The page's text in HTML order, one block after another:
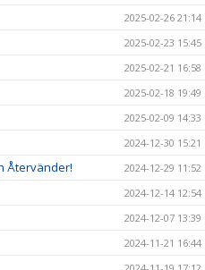
2025-02-26 21:14
2025-02-23 15:45
2025-02-21 16:58
2025-02-18 19:49
2025-02-09 14:33
2024-12-30 15:21
Återvänder! 2024-12-29 11:52
2024-12-14 12:54
2024-12-07 13:39
2024-11-21 16:44